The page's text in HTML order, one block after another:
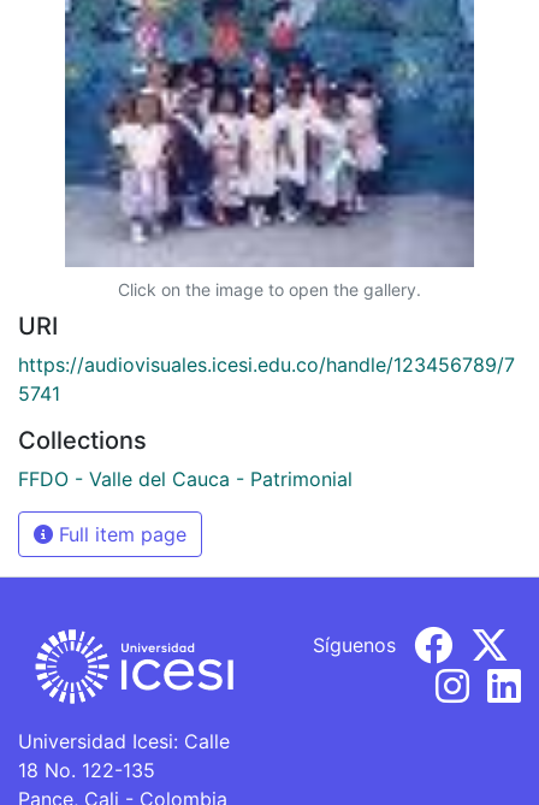
Click on the image to open the gallery.
URI
https://audiovisuales.icesi.edu.co/handle/123456789/7
5741
Collections
FFDO - Valle del Cauca - Patrimonial
Full item page
Universidad Icesi: Calle
18 No. 122-135
Pance, Cali - Colombia
Síguenos